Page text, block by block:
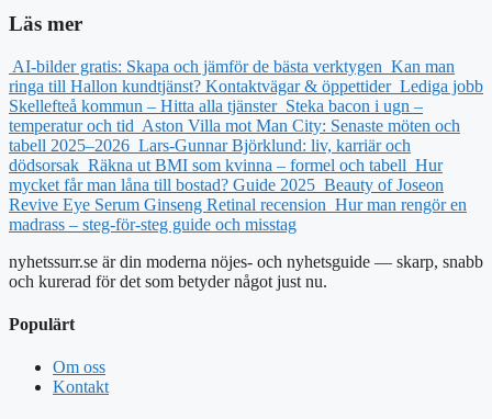
Läs mer
AI-bilder gratis: Skapa och jämför de bästa verktygen Kan man
ringa till Hallon kundtjänst? Kontaktvägar & öppettider Lediga jobb
Skellefteå kommun – Hitta alla tjänster Steka bacon i ugn –
temperatur och tid Aston Villa mot Man City: Senaste möten och
tabell 2025–2026 Lars-Gunnar Björklund: liv, karriär och
dödsorsak Räkna ut BMI som kvinna – formel och tabell Hur
mycket får man låna till bostad? Guide 2025 Beauty of Joseon
Revive Eye Serum Ginseng Retinal recension Hur man rengör en
madrass – steg-för-steg guide och misstag
nyhetssurr.se är din moderna nöjes- och nyhetsguide — skarp, snabb
och kurerad för det som betyder något just nu.
Populärt
Om oss
Kontakt